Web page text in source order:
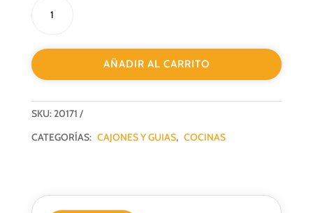
MODULAR
H170X500
ANTRACITA
NOBATECH
cantidad
AÑADIR AL CARRITO
SKU:20171
CATEGORÍAS: CAJONES Y GUIAS, COCINAS